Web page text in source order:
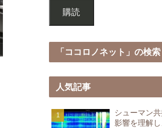
購読
「ココロノネット」の検索
人気記事
シューマン
影響を理解